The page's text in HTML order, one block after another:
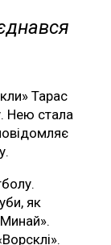
Тарас
Нею стала
як